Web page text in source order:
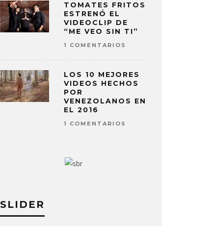
TOMATES FRITOS
ESTRENÓ EL
VIDEOCLIP DE
“ME VEO SIN TI”
1 COMENTARIOS
LOS 10 MEJORES
VIDEOS HECHOS
POR
VENEZOLANOS EN
EL 2016
1 COMENTARIOS
SLIDER